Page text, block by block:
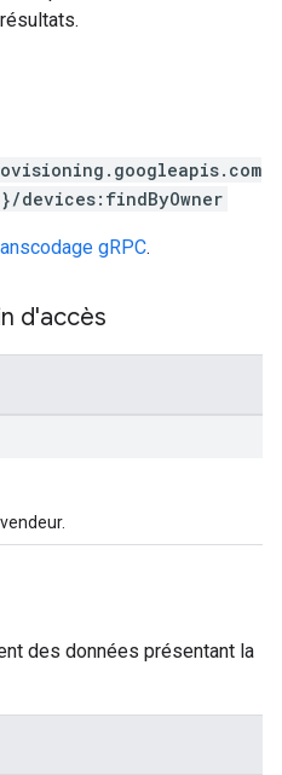
gRPC.
d'accès
des données présentant la